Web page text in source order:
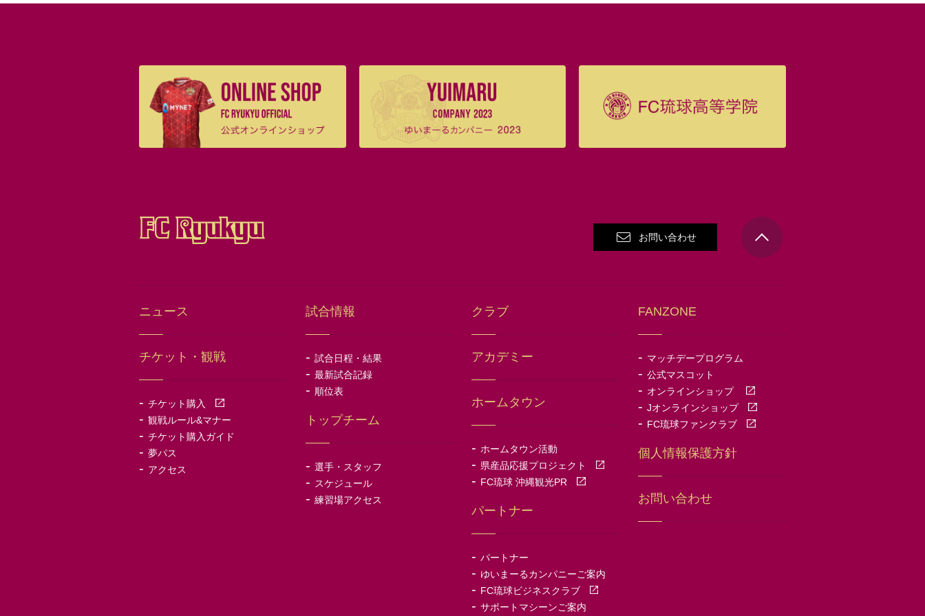
お問い合わせ
ニュース
チケット・観戦
- チケット購入
- 観戦ルール&マナー
- チケット購入ガイド
- 夢パス
- アクセス
試合情報
- 試合日程・結果
- 最新試合記録
- 順位表
トップチーム
- 選手・スタッフ
- スケジュール
- 練習場アクセス
クラブ
アカデミー
ホームタウン
- ホームタウン活動
- 県産品応援プロジェクト
- FC琉球 沖縄観光PR
パートナー
-パートナー
- ゆいまーるカンパニーご案内
- FC琉球ビジネスクラブ
-サポートマシーンご案内
FANZONE
- マッチデープログラム
- 公式マスコット
- オンラインショップ
- Jオンラインショップ
- FC琉球ファンクラブ
個人情報保護方針
お問い合わせ